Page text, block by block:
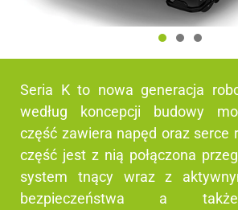
Seria K to nowa generacja
według koncepcji budowy
część zawiera napęd oraz serce
część jest z nią połączona
system tnący wraz z
bezpieczeństwa a